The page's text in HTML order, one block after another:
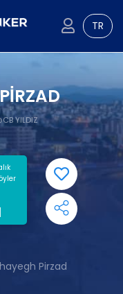
TR
YILDIZ
Pirzad